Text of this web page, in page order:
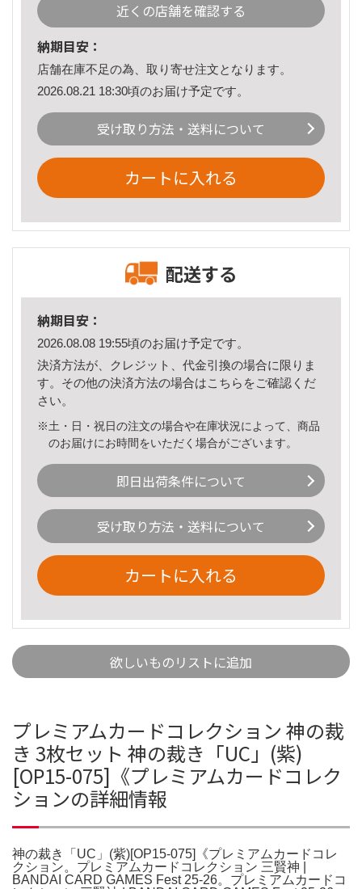
近くの店舗を確認する
納期目安：
店舗在庫不足の為、取り寄せ注文となります。
2026.08.21 18:30頃のお届け予定です。
受け取り方法・送料について
カートに入れる
配送する
納期目安：
2026.08.08 19:55頃のお届け予定です。
決済方法が、クレジット、代金引換の場合に限りま
す。その他の決済方法の場合はこちら をご確認くだ
さい。
※土・日・祝日の注文の場合や在庫状況によって、商品
のお届けにお時間をいただく場合がございます。
即日出荷条件について
受け取り方法・送料について
カートに入れる
欲しいものリストに追加
プレミアムカードコレクション 神の裁
き 3枚セット 神の裁き「UC」(紫)
[OP15-075]《プレミアムカードコレク
ションの詳細情報
神の裁き「UC」(紫)[OP15-075]《プレミアムカードコレ
クション。プレミアムカードコレクション 三賢神 |
BANDAI CARD GAMES Fest 25-26。プレミアムカードコ